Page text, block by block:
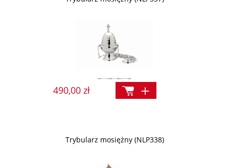
490,00 zł
Trybularz mosiężny (NLP338)